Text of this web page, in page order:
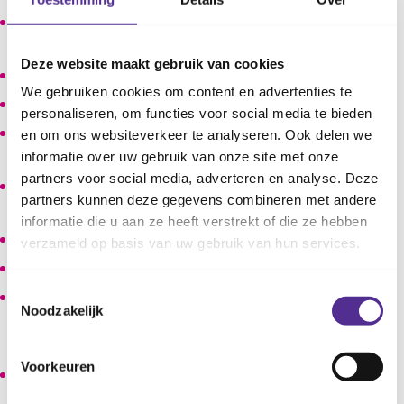
Deze website maakt gebruik van cookies
We gebruiken cookies om content en advertenties te
personaliseren, om functies voor social media te bieden
en om ons websiteverkeer te analyseren. Ook delen we
informatie over uw gebruik van onze site met onze
partners voor social media, adverteren en analyse. Deze
partners kunnen deze gegevens combineren met andere
informatie die u aan ze heeft verstrekt of die ze hebben
verzameld op basis van uw gebruik van hun services.
Noodzakelijk
Voorkeuren
spelen met bouwsteentjes, blokken, Lego, K'nex,
spelen met poppen, Barbies aan- en uitkleden;
borduren, naaien, vingerhaken, punniken;
insteekmozaïek, ministeck, strijkkralen, plaksteentjes
leggen;
ketting rijgen met kralen, stukgeknipte rietjes of
geverfde macaroni elleboogjes;
puzzelen;
spelletjes zoals Mikado, Jenga, Ezeltje Strek Je,
Muizenval, Dokter Bibber, Toren van Pisa, Pinguïn
knikkeren, sjoelen, ringwerpspel, kegels omgooien,